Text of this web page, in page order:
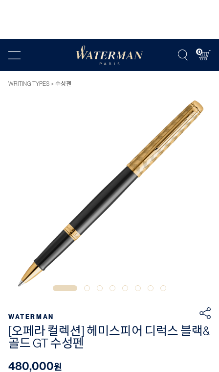
0
WRITING TYPES 수성펜
WATERMAN
[오페라 컬렉션] 헤미스피어 디럭스 블랙&
골드 GT 수성펜
480,000원